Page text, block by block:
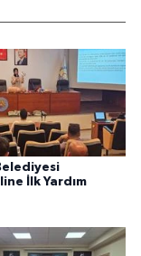
İlk Yardım